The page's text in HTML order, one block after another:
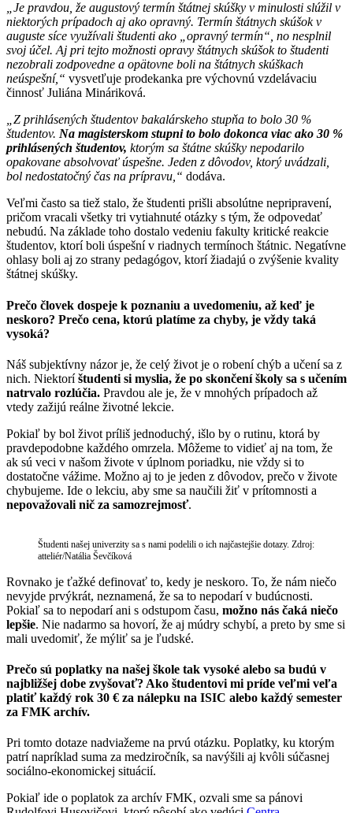
„Je pravdou, že augustový termín štátnej skúšky v minulosti slúžil v
niektorých prípadoch aj ako opravný. Termín štátnych skúšok v
auguste síce využívali študenti ako „opravný termín“, no nesplnil
svoj účel. Aj pri tejto možnosti opravy štátnych skúšok to študenti
nezobrali zodpovedne a opätovne boli na štátnych skúškach
neúspešní,“ vysvetľuje prodekanka pre výchovnú vzdelávaciu
činnosť Juliána Mináriková.
„Z prihlásených študentov bakalárskeho stupňa to bolo 30 %
študentov. Na magisterskom stupni to bolo dokonca viac ako 30 %
prihlásených študentov, ktorým sa štátne skúšky nepodarilo
opakovane absolvovať úspešne. Jeden z dôvodov, ktorý uvádzali,
bol nedostatočný čas na prípravu,“ dodáva.
Veľmi často sa tiež stalo, že študenti prišli absolútne nepripravení,
pričom vracali všetky tri vytiahnuté otázky s tým, že odpovedať
nebudú. Na základe toho dostalo vedeniu fakulty kritické reakcie
študentov, ktorí boli úspešní v riadnych termínoch štátnic. Negatívne
ohlasy boli aj zo strany pedagógov, ktorí žiadajú o zvýšenie kvality
štátnej skúšky.
Prečo človek dospeje k poznaniu a uvedomeniu, až keď je
neskoro? Prečo cena, ktorú platíme za chyby, je vždy taká
vysoká?
Náš subjektívny názor je, že celý život je o robení chýb a učení sa z
nich. Niektoríštudenti si myslia, že po skončení školy sa s učením
natrvalo rozlúčia. Pravdou ale je, že v mnohých prípadoch až
vtedy zažijú reálne životné lekcie.
Pokiaľ by bol život príliš jednoduchý, išlo by o rutinu, ktorá by
pravdepodobne každého omrzela. Môžeme to vidieť aj na tom, že
ak sú veci v našom živote v úplnom poriadku, nie vždy si to
dostatočne vážime. Možno aj to je jeden z dôvodov, prečo v živote
chybujeme. Ide o lekciu, aby sme sa naučili žiť v prítomnosti a
nepovažovali nič za samozrejmosť.
Študenti našej univerzity sa s nami podelili o ich najčastejšie dotazy. Zdroj:
atteliér/Natália Ševčíková
Rovnako je ťažké definovať to, kedy je neskoro. To, že nám niečo
nevyjde prvýkrát, neznamená, že sa to nepodarí v budúcnosti.
Pokiaľ sa to nepodarí ani s odstupom času, možno nás čaká niečo
lepšie. Nie nadarmo sa hovorí, že aj múdry schybí, a preto by sme si
mali uvedomiť, že mýliť sa je ľudské.
Prečo sú poplatky na našej škole tak vysoké alebo sa budú v
najbližšej dobe zvyšovať? Ako študentovi mi príde veľmi veľa
platiť každý rok 30 € za nálepku na ISIC alebo každý semester
za FMK archív.
Pri tomto dotaze nadviažeme na prvú otázku. Poplatky, ku ktorým
patrí napríklad suma za medziročník, sa navýšili aj kvôli súčasnej
sociálno-ekonomickej situácií.
Pokiaľ ide o poplatok za archív FMK, ozvali sme sa pánovi